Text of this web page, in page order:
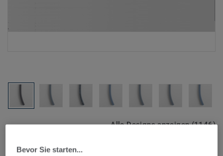
Alle Designs anzeigen (1146)
Tarkett Zubehör Komplettsortiment
Bevor Sie starten...